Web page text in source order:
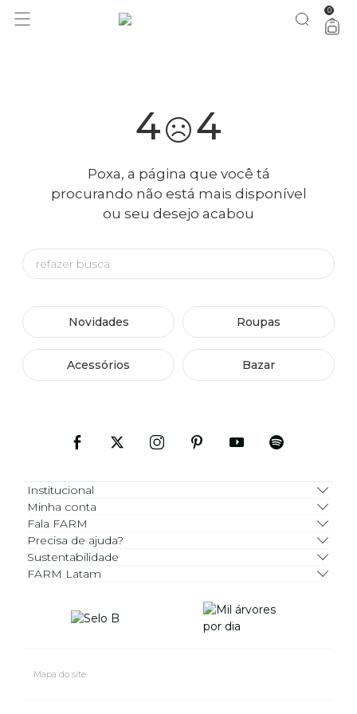
você merece 30% OFF pra comemorar com a gente aproveita! 0
4 4
Poxa, a página que você tá
procurando não está mais disponível
ou seu desejo acabou
Novidades Roupas
Acessórios Bazar
Institucional
Minha conta
Fala FARM
Precisa de ajuda?
Sustentabilidade
FARM Latam
Mapa do site